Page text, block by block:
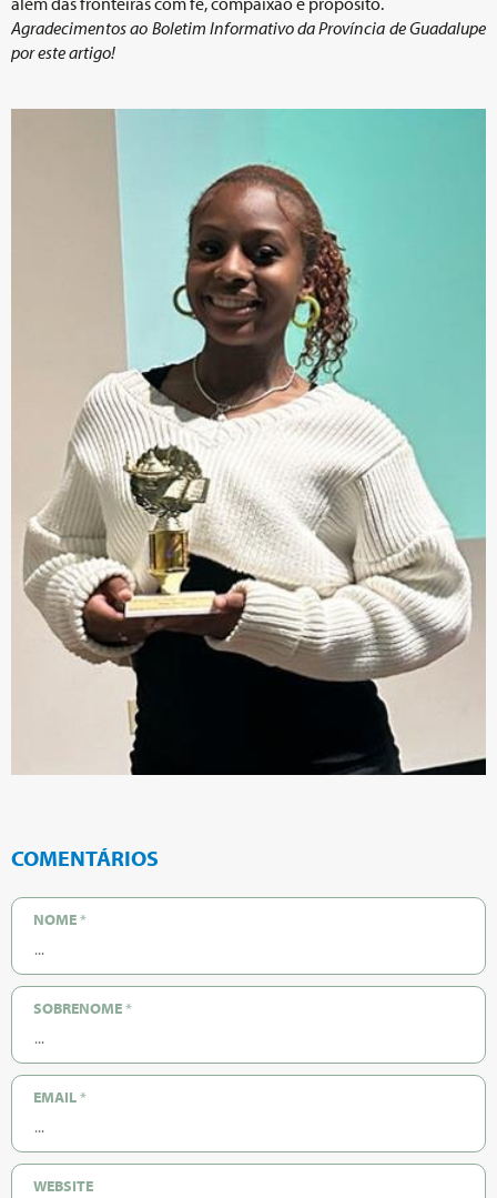
Agradecimentos ao Boletim Informativo da Província de Guadalupe
por este artigo!
COMENTÁRIOS
NOME*
SOBRENOME*
EMAIL*
WEBSITE